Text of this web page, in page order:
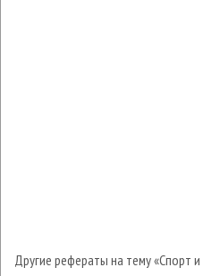
Другие рефераты на тему «Спорт и